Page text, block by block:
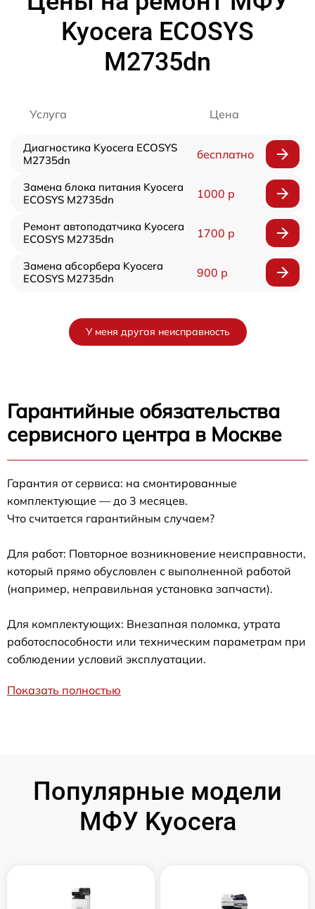
Kyocera ECOSYS
M2735dn
Услуга Цена
Диагностика Kyocera ECOSYS
M2735dn
бесплатно
Замена блока питания Kyocera
ECOSYS M2735dn
1000 р
Ремонт автоподатчика Kyocera
ECOSYS M2735dn
1700 р
Замена абсорбера Kyocera
ECOSYS M2735dn
900 р
У меня другая неисправность
Гарантийные обязательства
сервисного центра в Москве
Гарантия от сервиса: на смонтированные
комплектующие — до 3 месяцев.
Что считается гарантийным случаем?
Для работ: Повторное возникновение неисправности,
который прямо обусловлен с выполненной работой
(например, неправильная установка запчасти).
Для комплектующих: Внезапная поломка, утрата
работоспособности или техническим параметрам при
соблюдении условий эксплуатации.
Показать полностью
Популярные модели
МФУ Kyocera